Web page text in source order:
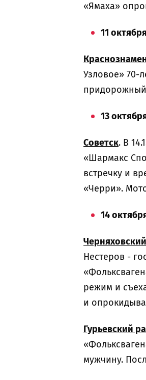
«Ямаха»
11
Узловое» 70-
придорожный
13
Советск. В
«Шармакс
встречку и
«Черри».
14
Нестеров -
режим и
и
Гурьевский
мужчину.